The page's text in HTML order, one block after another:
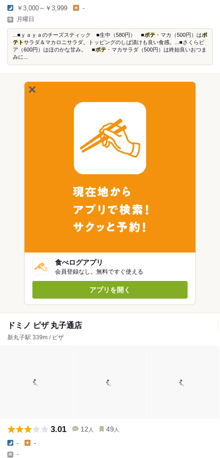
￥3,000～￥3,999 -
月曜日
...■ｙａｙａのチーズスティック ■生中（580円） ■ポテ ・マカ（500円）はポ
テトサラダ＆マカロニサラダ。トッピングのしば漬けも良い食感。...■さくらビ
ア（600円）はほのかな甘み。 ■ポテ ・マカサラダ（500円）は終始良いおつま
みに...
食べログアプリ
会員登録なし。無料ですぐ使える
アプリを開く
ドミノ ピザ 丸子通店
新丸子駅 339m / ピザ
3.01 12 人 49 人
- -
-